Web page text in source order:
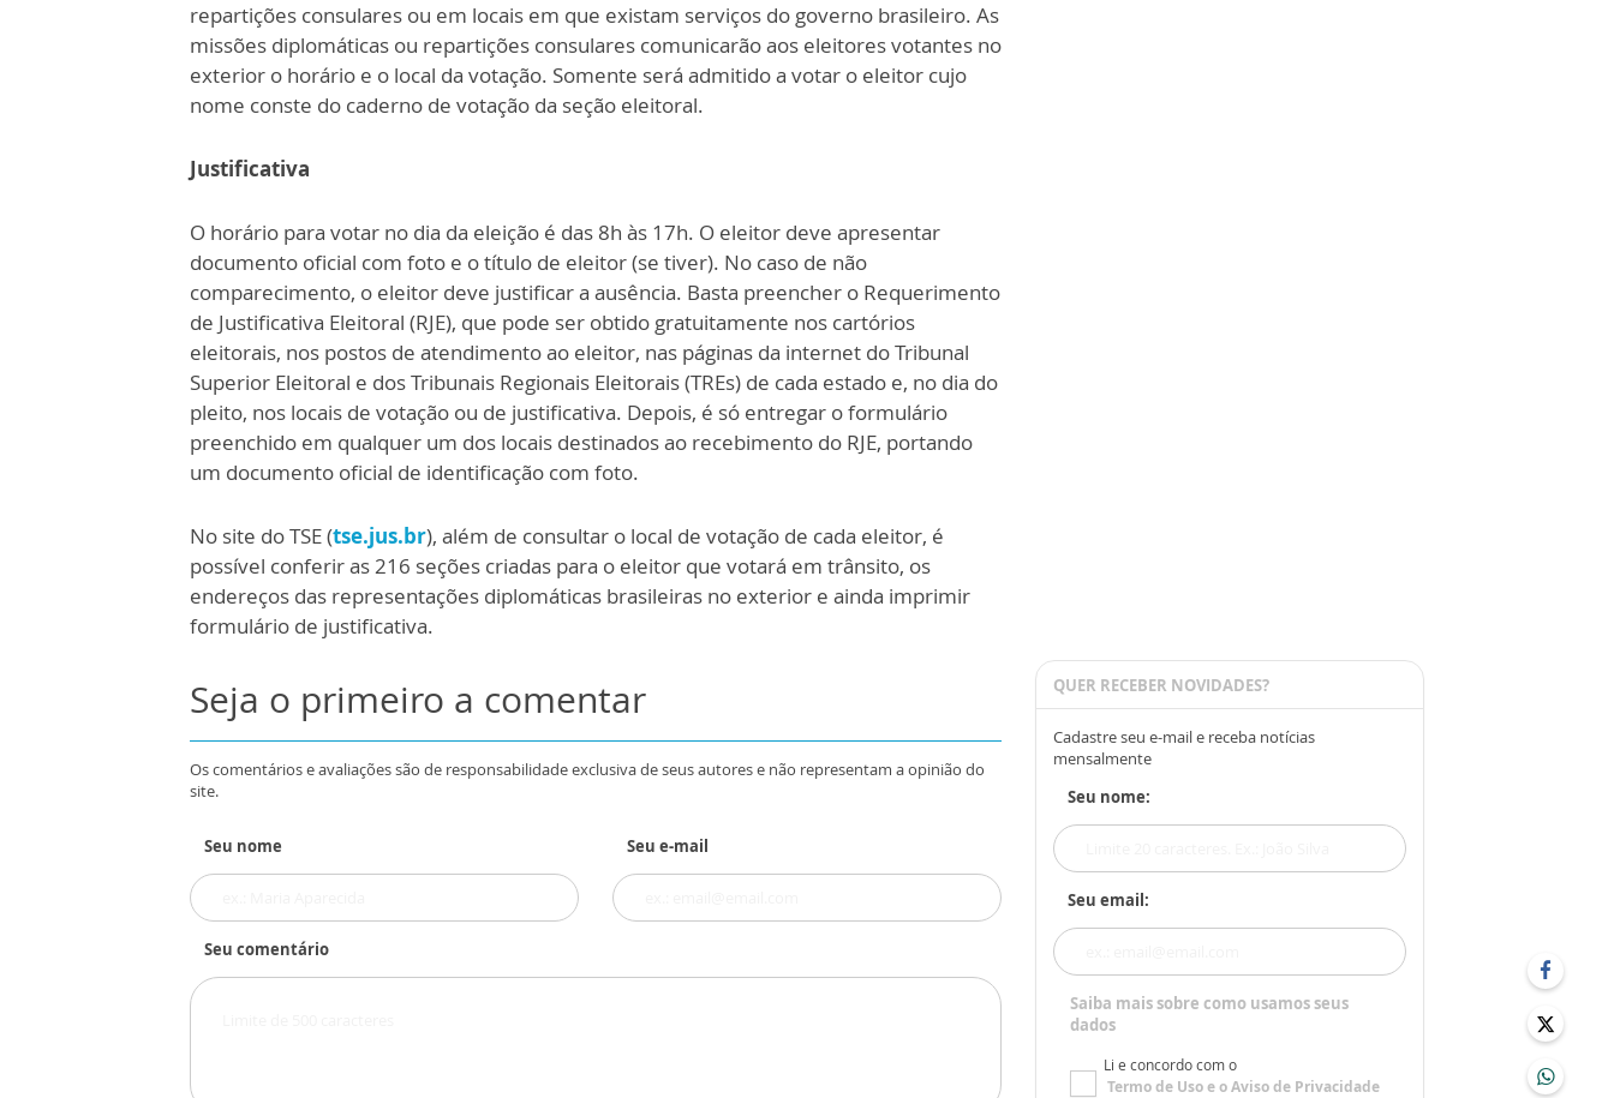
repartições consulares ou em locais em que existam serviços do governo brasileiro. As
missões diplomáticas ou repartições consulares comunicarão aos eleitores votantes no
exterior o horário e o local da votação. Somente será admitido a votar o eleitor cujo
nome conste do caderno de votação da seção eleitoral.
Justificativa
O horário para votar no dia da eleição é das 8h às 17h. O eleitor deve apresentar
documento oficial com foto e o título de eleitor (se tiver). No caso de não
comparecimento, o eleitor deve justificar a ausência. Basta preencher o Requerimento
de Justificativa Eleitoral (RJE), que pode ser obtido gratuitamente nos cartórios
eleitorais, nos postos de atendimento ao eleitor, nas páginas da internet do Tribunal
Superior Eleitoral e dos Tribunais Regionais Eleitorais (TREs) de cada estado e, no dia do
pleito, nos locais de votação ou de justificativa. Depois, é só entregar o formulário
preenchido em qualquer um dos locais destinados ao recebimento do RJE, portando
um documento oficial de identificação com foto.
No site do TSE (tse.jus.br), além de consultar o local de votação de cada eleitor, é
possível conferir as 216 seções criadas para o eleitor que votará em trânsito, os
endereços das representações diplomáticas brasileiras no exterior e ainda imprimir
formulário de justificativa.
Seja o primeiro a comentar
Os comentários e avaliações são de responsabilidade exclusiva de seus autores e não representam a opinião do
site.
Seu nome Seu e-mail
Seu comentário
QUER RECEBER NOVIDADES?
Cadastre seu e-mail e receba notícias
mensalmente
Seu nome:
Seu email:
Saiba mais sobre como usamos seus
dados
Li e concordo com o
Termo de Usoe oAviso de Privacidade